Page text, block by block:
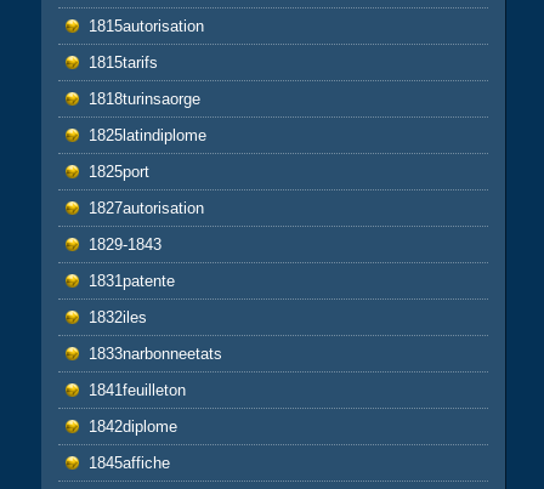
1815autorisation
1815tarifs
1818turinsaorge
1825latindiplome
1825port
1827autorisation
1829-1843
1831patente
1832iles
1833narbonneetats
1841feuilleton
1842diplome
1845affiche